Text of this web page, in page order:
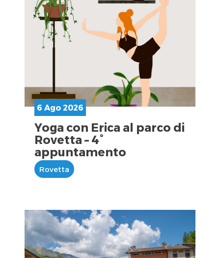
6 Ago 2026
Yoga con Erica al parco di
Rovetta – 4°
appuntamento
Rovetta